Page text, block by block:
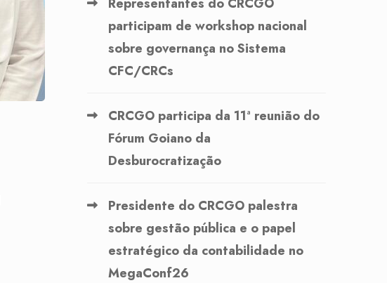
participam de workshop nacional
sobre governança no Sistema
CFC/CRCs
CRCGO participa da 11ª reunião do
Fórum Goiano da
Desburocratização
Presidente do CRCGO palestra
sobre gestão pública e o papel
estratégico da contabilidade no
MegaConf26